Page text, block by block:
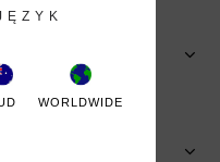
WORLDWIDE